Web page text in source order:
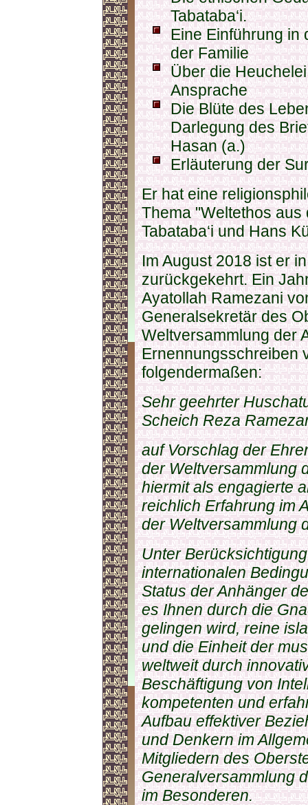
Tabataba‘i.
Eine Einführung in
der Familie
Über die
Ansprache
Die Blüte des
Darlegung des
Hasan (a.)
Erläuterung der
Er hat eine
Thema "Weltethos aus
Tabataba‘i und Hans
Im August 2018 ist er
zurückgekehrt. Ein
Ayatollah Ramezani
Generalsekretär des
Weltversammlung der
Ernennungsschreiben
folgendermaßen:
Sehr geehrter
Scheich Reza
auf Vorschlag der
der Weltversammlung
hiermit als engagierte
reichlich Erfahrung im
der Weltversammlung
Unter
internationalen
Status der Anhänger
es Ihnen durch die
gelingen wird, reine
und die Einheit der
weltweit durch
Beschäftigung von
kompetenten und
Aufbau effektiver
und Denkern im
Mitgliedern des
Generalversammlung
im Besonderen.